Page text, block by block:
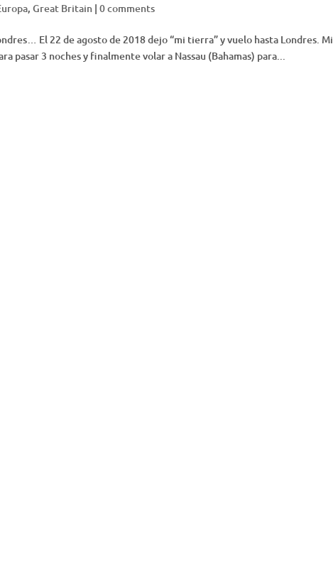
,Great Britain |0 comments
El 22 de agosto de 2018 dejo “mi tierra” y vuelo hasta Londres. Mi
pasar 3 noches y finalmente volar a Nassau (Bahamas) para...